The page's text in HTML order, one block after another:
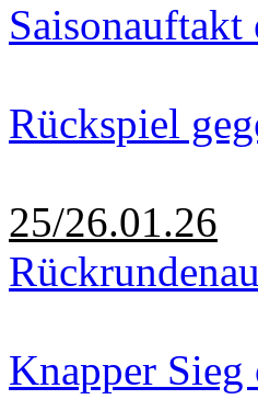
Rückspiel
25/26.01.26
Knapper